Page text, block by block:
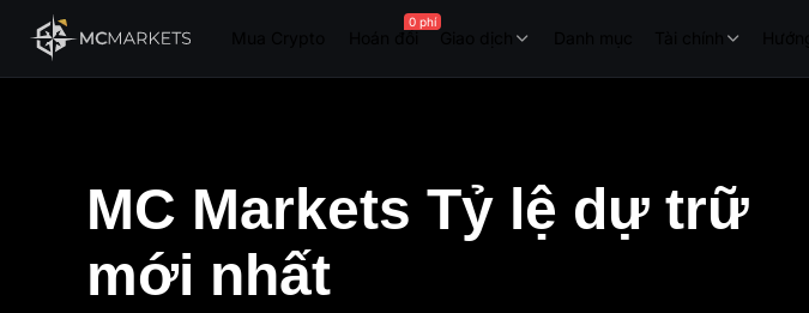
0 phí
MC Markets Tỷ lệ dự trữ
mới nhất